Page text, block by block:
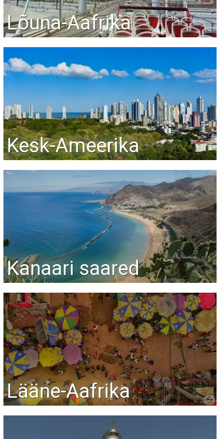
Lõuna-Aafrika
Kesk-Ameerika
Kanaari saared
Lääne-Aafrika CC